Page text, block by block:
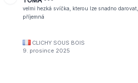
velmi hezká svíčka, kterou lze snadno
příjemná
CLICHY SOUS BOIS
9. prosince 2025